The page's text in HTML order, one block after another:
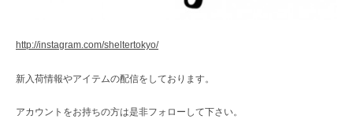
http://instagram.com/sheltertokyo/
新入荷情報やアイテムの配信をしております。
アカウントをお持ちの方は是非フォローして下さい。